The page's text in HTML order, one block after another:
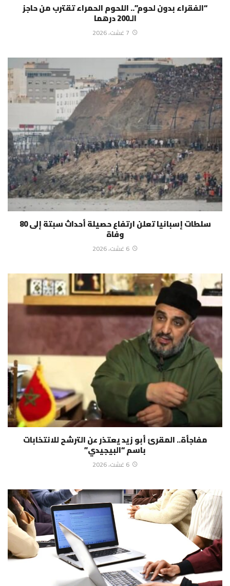
“الفقراء بدون لحوم”.. اللحوم الحمراء تقترب من حاجز
الـ200 درهما
7 غشت، 2026
سلطات إسبانيا تعلن ارتفاع حصيلة أحداث سبتة إلى 80
وفاة
6 غشت، 2026
مفاجأة.. المقرئ أبو زيد يعتذر عن الترشح للانتخابات
باسم “البيجيدي”
6 غشت، 2026